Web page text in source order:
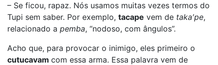
– Se ficou, rapaz. Nós usamos muitas vezes termos do
Tupi sem saber. Por exemplo, tacape vem de taka′pe,
relacionado a pemba, “nodoso, com ângulos”.
Acho que, para provocar o inimigo, eles primeiro o
cutucavam com essa arma. Essa palavra vem de